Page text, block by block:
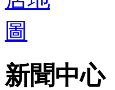
新聞中心